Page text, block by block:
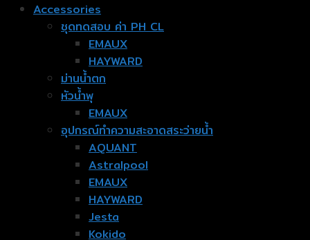
Accessories
ชุดทดสอบ ค่า PH CL
EMAUX
HAYWARD
ม่านน้ำตก
หัวน้ำพุ
EMAUX
อุปกรณ์ทำความสะอาดสระว่ายน้ำ
AQUANT
Astralpool
EMAUX
HAYWARD
Jesta
Kokido